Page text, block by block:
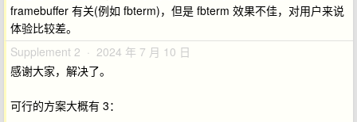
framebuffer 有关(例如 fbterm)，但是 fbterm 效果不佳，对用户来说
体验比较差。
Supplement 2 · 2024 年 7 月 10 日
感谢大家，解决了。
可行的方案大概有 3：